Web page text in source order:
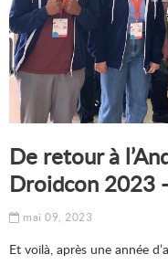
De retour à
Droidcon 2023
mai 09, 2023
Et voilà, après une année